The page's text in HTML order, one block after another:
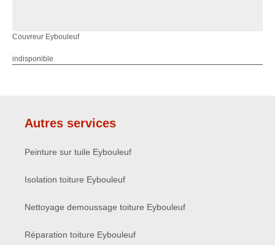
Couvreur Eybouleuf
indisponible
Autres services
Peinture sur tuile Eybouleuf
Isolation toiture Eybouleuf
Nettoyage demoussage toiture Eybouleuf
Réparation toiture Eybouleuf